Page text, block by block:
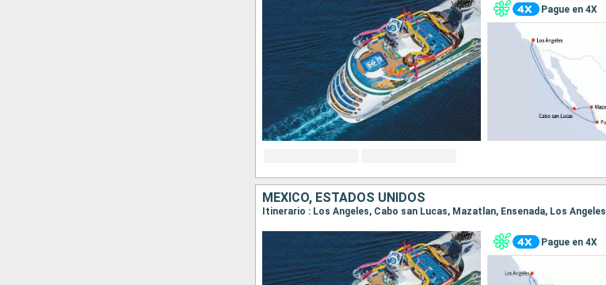
Pague en 4X
MÉXICO, ESTADOS UNIDOS
Itinerario : Los Angeles, Cabo san Lucas, Mazatlan, Ensenada, Los Angeles
Pague en 4X